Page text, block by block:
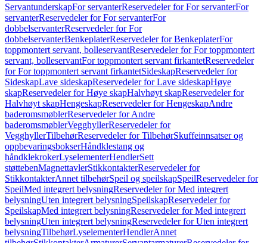
ServantunderskapFor servanterReservedeler for For servanterFor
servanterReservedeler for For servanterFor
dobbelservanterReservedeler for For
dobbelservanterBenkeplaterReservedeler for BenkeplaterFor
toppmontert servant, bolleservantReservedeler for For toppmontert
servant, bolleservantFor toppmontert servant firkantetReservedeler
for For toppmontert servant firkantetSideskapReservedeler for
SideskapLave sideskapReservedeler for Lave sideskapHøye
skapReservedeler for Høye skapHalvhøyt skapReservedeler for
Halvhøyt skapHengeskapReservedeler for HengeskapAndre
baderomsmøblerReservedeler for Andre
baderomsmøblerVegghyllerReservedeler for
VegghyllerTilbehørReservedeler for TilbehørSkuffeinnsatser og
oppbevaringsbokserHåndklestang og
håndklekrokerLyselementerHendlerSett
støttebenMagnettavlerStikkontakterReservedeler for
StikkontakterAnnet tilbehørSpeil og speilskapSpeilReservedeler for
SpeilMed integrert belysningReservedeler for Med integrert
belysningUten integrert belysningSpeilskapReservedeler for
SpeilskapMed integrert belysningReservedeler for Med integrert
belysningUten integrert belysningReservedeler for Uten integrert
belysningTilbehørLyselementerHendlerAnnet